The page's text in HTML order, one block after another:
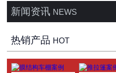
新闻资讯 NEWS
热销产品 HOT